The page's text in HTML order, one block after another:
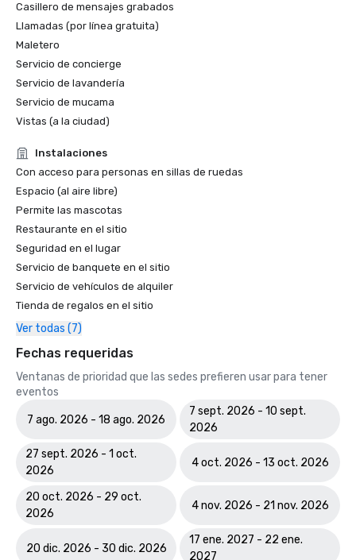
Casillero de mensajes grabados
Llamadas (por línea gratuita)
Maletero
Servicio de concierge
Servicio de lavandería
Servicio de mucama
Vistas (a la ciudad)
Instalaciones
Con acceso para personas en sillas de ruedas
Espacio (al aire libre)
Permite las mascotas
Restaurante en el sitio
Seguridad en el lugar
Servicio de banquete en el sitio
Servicio de vehículos de alquiler
Tienda de regalos en el sitio
Ver todas (7)
Fechas requeridas
Ventanas de prioridad que las sedes prefieren usar para tener
eventos
7 ago. 2026 - 18 ago. 2026
7 sept. 2026 - 10 sept.
2026
27 sept. 2026 - 1 oct.
2026
4 oct. 2026 - 13 oct. 2026
20 oct. 2026 - 29 oct.
2026
4 nov. 2026 - 21 nov. 2026
20 dic. 2026 - 30 dic. 2026
17 ene. 2027 - 22 ene.
2027